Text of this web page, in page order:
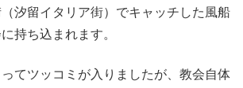
汐留イタリア街）でキャッチした風船
持ち込まれます。
てツッコミが入りましたが、教会自体